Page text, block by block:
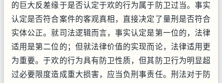
的巨大反差缘于是否认定于欢的行为属于防卫过当。事实
认定是否符合案件的客观真相，直接决定了量刑是否符合
实体公正。就司法逻辑而言，事实认定是第一位的，法律
适用是第二位的；但就法律价值的实现而论，法律适用更
为重要。于欢的行为具有防卫性质，但其防卫行为明显超
过必要限度造成重大损害，应当负刑事责任。刑法对于防